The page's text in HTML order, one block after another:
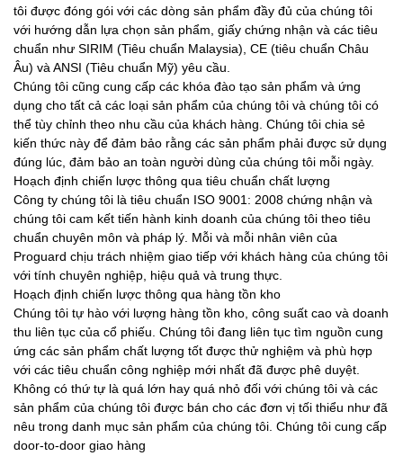
tôi được đóng gói với các dòng sản phẩm đầy đủ của chúng tôi
với hướng dẫn lựa chọn sản phẩm, giấy chứng nhận và các tiêu
chuẩn như SIRIM (Tiêu chuẩn Malaysia), CE (tiêu chuẩn Châu
Âu) và ANSI (Tiêu chuẩn Mỹ) yêu cầu.
Chúng tôi cũng cung cấp các khóa đào tạo sản phẩm và ứng
dụng cho tất cả các loại sản phẩm của chúng tôi và chúng tôi có
thể tùy chỉnh theo nhu cầu của khách hàng. Chúng tôi chia sẻ
kiến ​​thức này để đảm bảo rằng các sản phẩm phải được sử dụng
đúng lúc, đảm bảo an toàn người dùng của chúng tôi mỗi ngày.
Hoạch định chiến lược thông qua tiêu chuẩn chất lượng
Công ty chúng tôi là tiêu chuẩn ISO 9001: 2008 chứng nhận và
chúng tôi cam kết tiến hành kinh doanh của chúng tôi theo tiêu
chuẩn chuyên môn và pháp lý. Mỗi và mỗi nhân viên của
Proguard chịu trách nhiệm giao tiếp với khách hàng của chúng tôi
với tính chuyên nghiệp, hiệu quả và trung thực.
Hoạch định chiến lược thông qua hàng tồn kho
Chúng tôi tự hào với lượng hàng tồn kho, công suất cao và doanh
thu liên tục của cổ phiếu. Chúng tôi đang liên tục tìm nguồn cung
ứng các sản phẩm chất lượng tốt được thử nghiệm và phù hợp
với các tiêu chuẩn công nghiệp mới nhất đã được phê duyệt.
Không có thứ tự là quá lớn hay quá nhỏ đối với chúng tôi và các
sản phẩm của chúng tôi được bán cho các đơn vị tối thiểu như đã
nêu trong danh mục sản phẩm của chúng tôi. Chúng tôi cung cấp
door-to-door giao hàng